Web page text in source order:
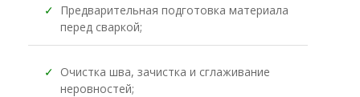
✓ Предварительная подготовка материала
перед сваркой;
✓ Очистка шва, зачистка и сглаживание
неровностей;